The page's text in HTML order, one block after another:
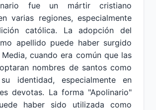
fue un mártir cristiano
varias regiones, especialmente
católica. La adopción del
apellido puede haber surgido
cuando era común que las
nombres de santos como
identidad, especialmente en
devotas. La forma "Apolinario"
haber sido utilizada como